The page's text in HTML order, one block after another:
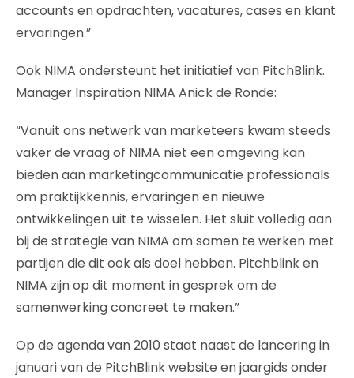
accounts en opdrachten, vacatures, cases en klant
ervaringen.”
Ook NIMA ondersteunt het initiatief van PitchBlink.
Manager Inspiration NIMA Anick de Ronde:
“Vanuit ons netwerk van marketeers kwam steeds
vaker de vraag of NIMA niet een omgeving kan
bieden aan marketingcommunicatie professionals
om praktijkkennis, ervaringen en nieuwe
ontwikkelingen uit te wisselen. Het sluit volledig aan
bij de strategie van NIMA om samen te werken met
partijen die dit ook als doel hebben. Pitchblink en
NIMA zijn op dit moment in gesprek om de
samenwerking concreet te maken.”
Op de agenda van 2010 staat naast de lancering in
januari van de PitchBlink website en jaargids onder